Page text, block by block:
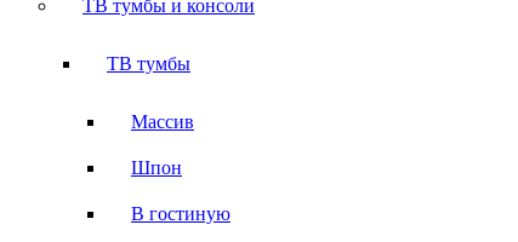
ТВ тумбы и консоли
ТВ тумбы
Массив
Шпон
В гостиную